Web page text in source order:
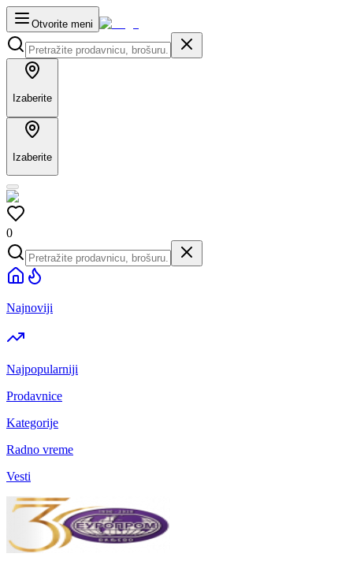
Otvorite meni
Izaberite
Izaberite
0
Najnoviji
Najpopularniji
Prodavnice
Kategorije
Radno vreme
Vesti